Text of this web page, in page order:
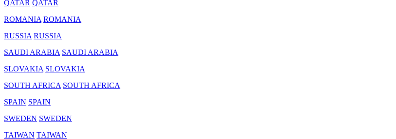
QATAR QATAR
ROMANIA ROMANIA
RUSSIA RUSSIA
SAUDI ARABIA SAUDI ARABIA
SLOVAKIA SLOVAKIA
SOUTH AFRICA SOUTH AFRICA
SPAIN SPAIN
SWEDEN SWEDEN
TAIWAN TAIWAN